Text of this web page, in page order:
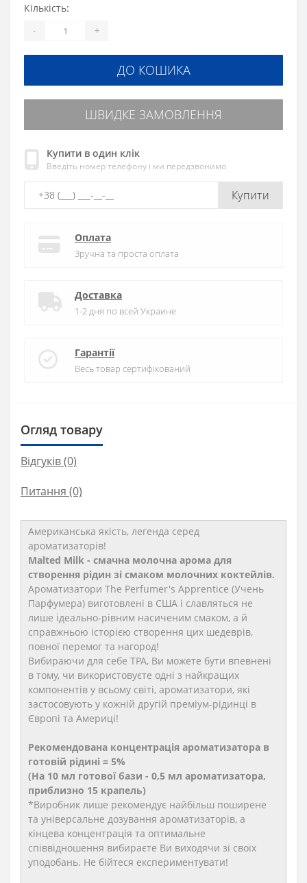
Кількість:
- +
ДО КОШИКА
ШВИДКЕ ЗАМОВЛЕННЯ
Купити в один клік
Введіть номер телефону і ми передзвонимо
Купити
Оплата
Зручна та проста оплата
Доставка
1-2 дня по всей Украине
Гарантії
Весь товар сертифікований
Огляд товару
Відгуків (0)
Питання (0)
Американська якість, легенда серед
ароматизаторів!
Malted Milk - смачна молочна арома для
створення рідин зі смаком молочних коктейлів.
Ароматизатори The Perfumer's Apprentice (Учень
Парфумера) виготовлені в США і славляться не
лише ідеально-рівним насиченим смаком, а й
справжньою історією створення цих шедеврів,
повної перемог та нагород!
Вибираючи для себе TPA, Ви можете бути впевнені
в тому, чи використовуєте одні з найкращих
компонентів у всьому світі, ароматизатори, які
застосовують у кожній другій преміум-рідинці в
Європі та Америці!
Рекомендована концентрація ароматизатора в
готовій рідині = 5%
(На 10 мл готової бази - 0,5 мл ароматизатора,
приблизно 15 крапель)
*Виробник лише рекомендує найбільш поширене
та універсальне дозування ароматизаторів, а
кінцева концентрація та оптимальне
співвідношення вибираєте Ви виходячи зі своїх
уподобань. Не бійтеся експериментувати!